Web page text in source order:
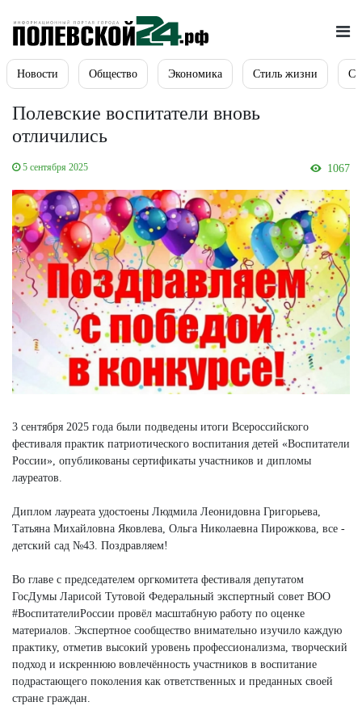
Новости Общество Экономика Стиль жизни
Полевские воспитатели вновь
отличились
5 сентября 2025 1067
3 сентября 2025 года были подведены итоги Всероссийского
фестиваля практик патриотического воспитания детей «Воспитатели
России», опубликованы сертификаты участников и дипломы
лауреатов.
Диплом лауреата удостоены Людмила Леонидовна Григорьева,
Татьяна Михайловна Яковлева, Ольга Николаевна Пирожкова, все -
детский сад №43. Поздравляем!
Во главе с председателем оргкомитета фестиваля депутатом
ГосДумы Ларисой Тутовой Федеральный экспертный совет ВОО
#ВоспитателиРоссии провёл масштабную работу по оценке
материалов. Экспертное сообщество внимательно изучило каждую
практику, отметив высокий уровень профессионализма, творческий
подход и искреннюю вовлечённость участников в воспитание
подрастающего поколения как ответственных и преданных своей
стране граждан.